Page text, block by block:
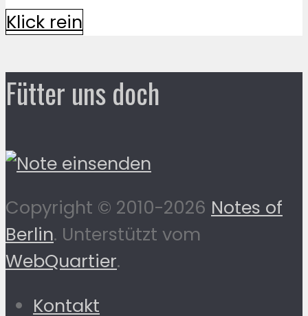
Klick rein
Fütter uns doch
Copyright © 2010-2026 Notes of
Berlin. Unterstützt vom
WebQuartier.
Kontakt